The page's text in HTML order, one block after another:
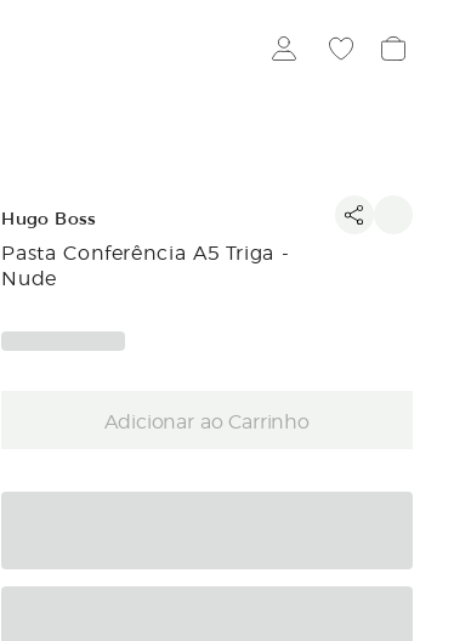
Hugo Boss
Pasta Conferência A5 Triga -
Nude
Adicionar ao Carrinho